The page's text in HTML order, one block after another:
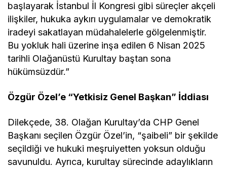
başlayarak İstanbul İl Kongresi gibi süreçler akçeli
ilişkiler, hukuka aykırı uygulamalar ve demokratik
iradeyi sakatlayan müdahalelerle gölgelenmiştir.
Bu yokluk hali üzerine inşa edilen 6 Nisan 2025
tarihli Olağanüstü Kurultay baştan sona
hükümsüzdür.”
Özgür Özel’e “Yetkisiz Genel Başkan” İddiası
Dilekçede, 38. Olağan Kurultay’da CHP Genel
Başkanı seçilen Özgür Özel’in, “şaibeli” bir şekilde
seçildiği ve hukuki meşruiyetten yoksun olduğu
savunuldu. Ayrıca, kurultay sürecinde adaylıkların